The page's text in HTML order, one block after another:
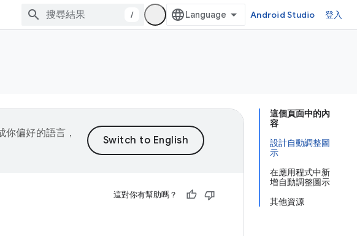
/ Android Studio 登入
這個頁面中的內
容
設計自動調整圖
示
在應用程式中新
增自動調整圖示
其他資源
偏好的語言，
這對你有幫助嗎？